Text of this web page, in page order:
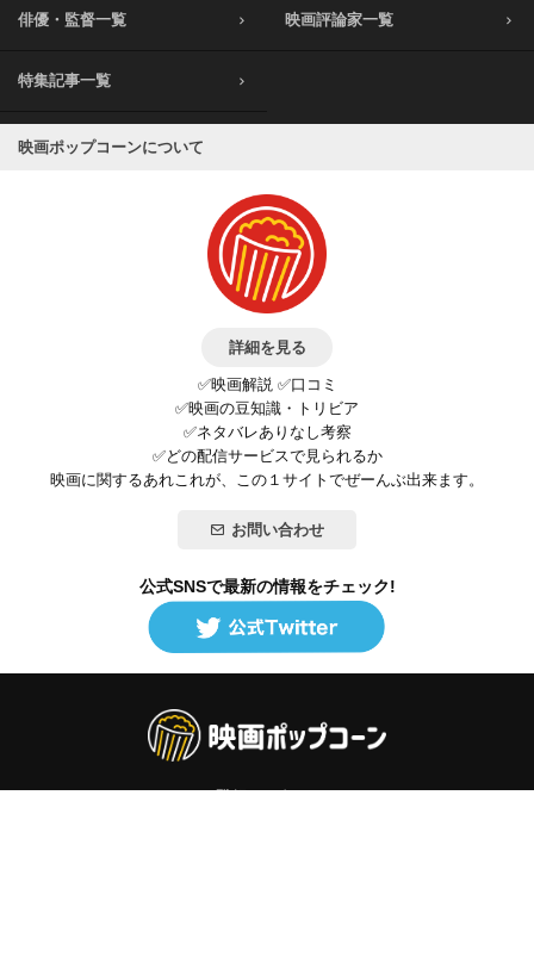
俳優・監督一覧 映画評論家一覧
特集記事一覧
映画ポップコーンについて
詳細を見る
✅映画解説 ✅口コミ
✅映画の豆知識・トリビア
✅ネタバレありなし考察
✅どの配信サービスで見られるか
映画に関するあれこれが、この１サイトでぜーんぶ出来ます。
お問い合わせ
公式SNSで最新の情報をチェック!